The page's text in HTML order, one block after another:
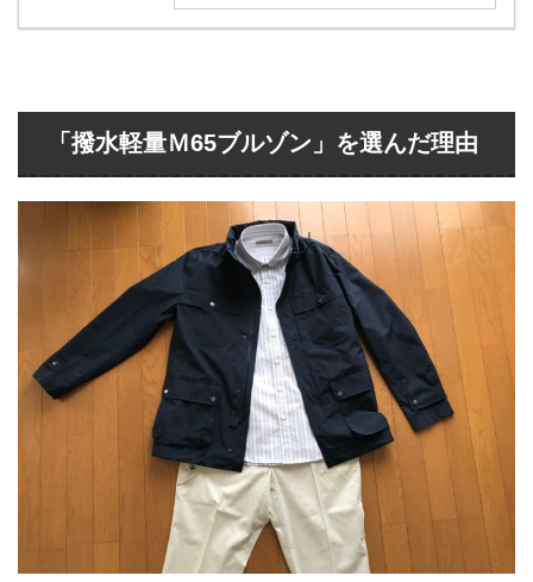
「撥水軽量Ｍ65ブルゾン」を選んだ理由